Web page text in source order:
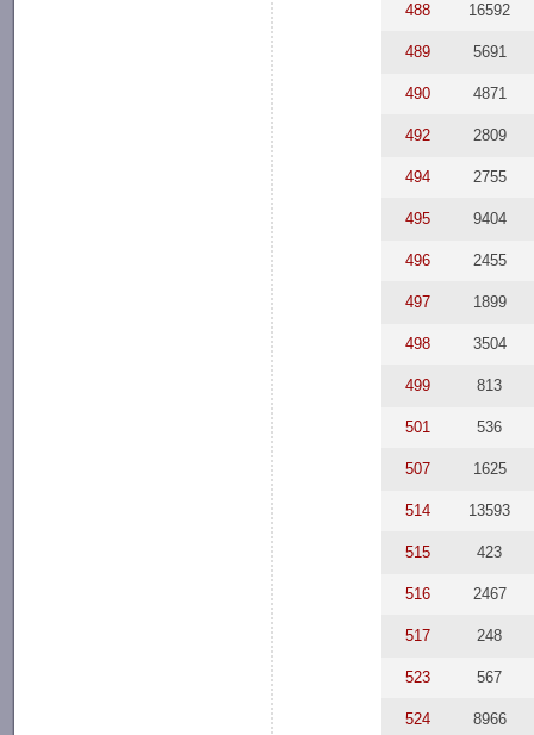
488 16592
489 5691
490 4871
492 2809
494 2755
495 9404
496 2455
497 1899
498 3504
499 813
501 536
507 1625
514 13593
515 423
516 2467
517 248
523 567
524 8966